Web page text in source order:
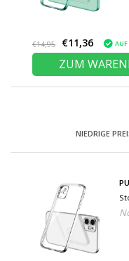
€14,95 €11,36 AUF
ZUM
NIEDRIGE